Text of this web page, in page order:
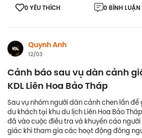
0 YÊU THÍCH 0 BÌNH LUẬN
Quynh Anh
12/03
Cảnh báo sau vụ dàn cảnh
KDL Liên Hoa Bảo Tháp
Sau vụ nhóm người dàn cảnh chen lấn
du khách tại khu du lịch Liên Hoa Bảo
đã vào cuộc điều tra và khuyến cáo
giác khi tham gia các hoạt động đông